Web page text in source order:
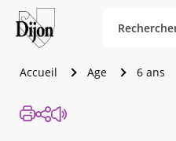
Accueil Age 6 ans